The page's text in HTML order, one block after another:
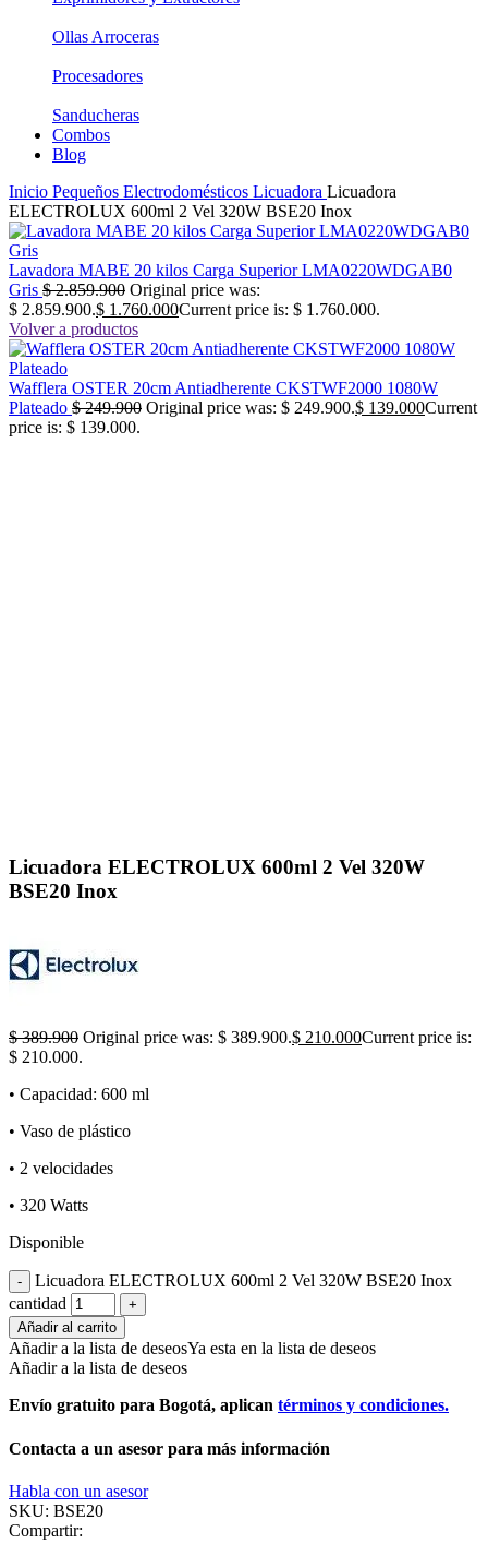
Ollas Arroceras
Procesadores
Sanducheras
Combos
Blog
Inicio Pequeños Electrodomésticos Licuadora Licuadora
ELECTROLUX 600ml 2 Vel 320W BSE20 Inox
Lavadora MABE 20 kilos Carga Superior LMA0220WDGAB0
Gris $2.859.900 Original price was:
$ 2.859.900.$ 1.760.000Current price is: $ 1.760.000.
Volver a productos
Wafflera OSTER 20cm Antiadherente CKSTWF2000 1080W
Plateado $249.900 Original price was: $ 249.900.$ 139.000Current
price is: $ 139.000.
Licuadora ELECTROLUX 600ml 2 Vel 320W
BSE20 Inox
$389.900 Original price was: $ 389.900.$ 210.000Current price is:
$ 210.000.
• Capacidad: 600 ml
• Vaso de plástico
• 2 velocidades
• 320 Watts
Disponible
Licuadora ELECTROLUX 600ml 2 Vel 320W BSE20 Inox
cantidad
Añadir al carrito
Añadir a la lista de deseosYa esta en la lista de deseos
Añadir a la lista de deseos
Envío gratuito para Bogotá, aplican términos y condiciones.
Contacta a un asesor para más información
Habla con un asesor
SKU: BSE20
Compartir: